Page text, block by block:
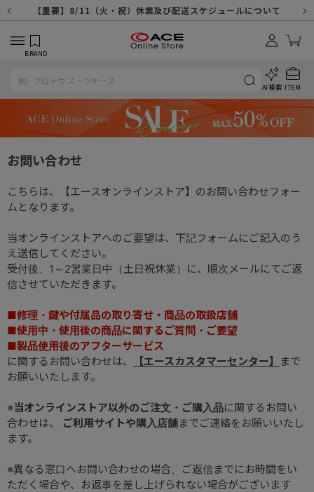
【重要】8/11（火・祝）休業及び配送スケジュールについて
【重要】令和８年熊本地震に伴う配送への影響について
【重要】納品書・領収書ペーパーレス化（電子化）のお知らせ
【重要】天候不良や交通状況・物量増等に伴う配送への影響について
【重要】悪質な詐欺サイトにご注意ください
【重要】各種メールが届かない場合に関しまして
【重要】お問い合わせのご対応に関しまして
【重要】SNSのなりすまし詐欺にご注意ください
BRAND
AI検索 ITEM
お問い合わせ
こちらは、【エースオンラインストア】のお問い合わせフォー
ムとなります。
当オンラインストアへのご要望は、下記フォームにご記入のう
え送信してください。
受付後、1～2営業日中（土日祝休業）に、順次メールにてご返
信させていただきます。
■修理・鍵や付属品の取り寄せ・商品の取扱店舗
■使用中・使用後の商品に関するご質問・ご要望
■製品使用後のアフターサービス
に関するお問い合わせは、
【エースカスタマーセンター】
まで
お願いいたします。
※当オンラインストア以外のご注文・ご購入品に関するお問い
合わせは、
ご利用サイトや購入店舗までご連絡をお願いいたし
ます。
※異なる窓口へお問い合わせの場合、ご返信までにお時間をい
ただく場合や、お返事を差し上げられない場合がございます